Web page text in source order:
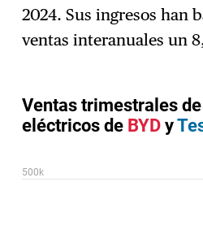
2024. Sus ingresos han
ventas interanuales un